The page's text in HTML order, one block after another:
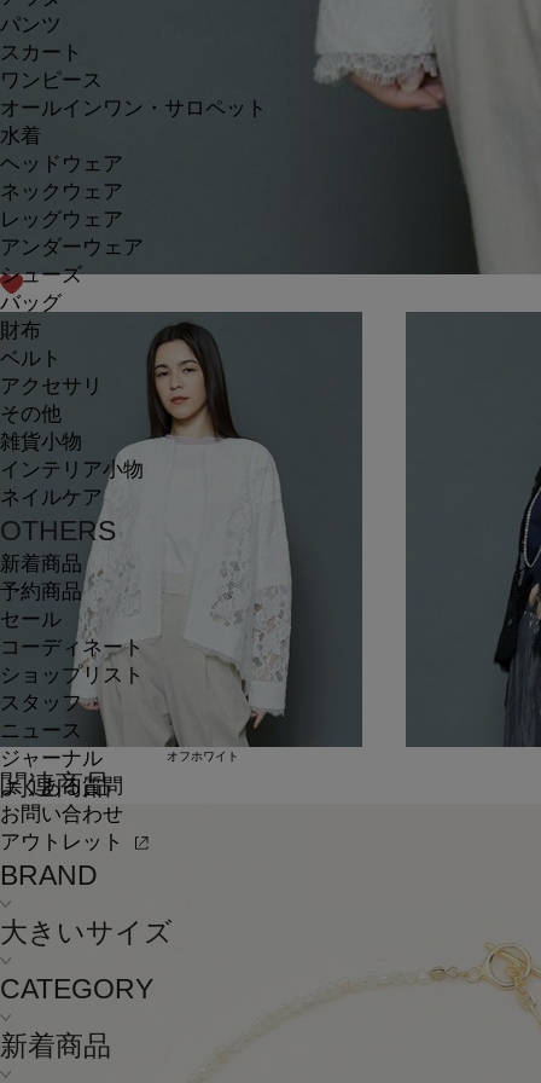
パンツ
スカート
ワンピース
オールインワン・サロペット
水着
ヘッドウェア
ネックウェア
レッグウェア
アンダーウェア
シューズ
バッグ
財布
ベルト
アクセサリ
その他
雑貨小物
インテリア小物
ネイルケア
OTHERS
新着商品
予約商品
セール
コーディネート
ショップリスト
スタッフ
ニュース
ジャーナル
よくある質問
お問い合わせ
アウトレット
BRAND
大きいサイズ
CATEGORY
新着商品
オフホワイト
関連商品